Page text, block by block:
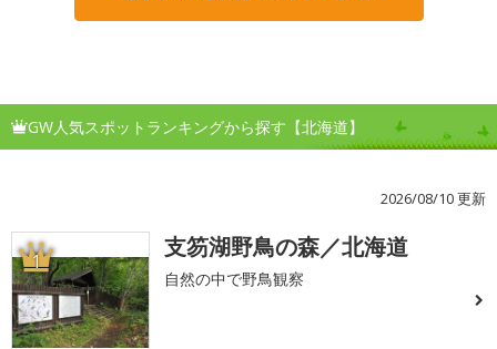
GW人気スポットランキングから探す【北海道】
2026/08/10 更新
1 支笏湖野鳥の森／北海道
自然の中で野鳥観察